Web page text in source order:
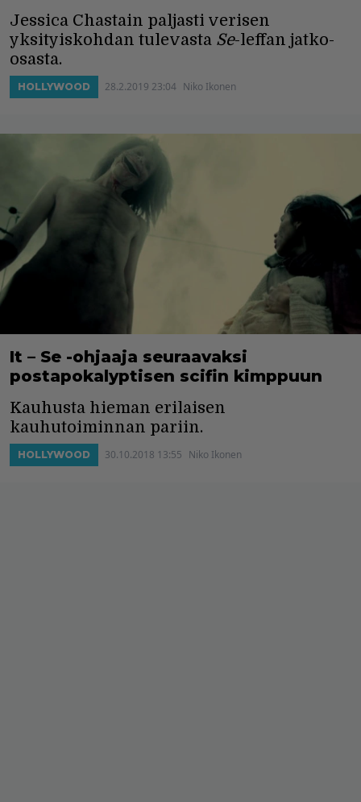
Jessica Chastain paljasti verisen
yksityiskohdan tulevasta Se-leffan jatko-
osasta.
HOLLYWOOD 28.2.2019 23:04 Niko Ikonen
It – Se -ohjaaja seuraavaksi
postapokalyptisen scifin kimppuun
Kauhusta hieman erilaisen
kauhutoiminnan pariin.
HOLLYWOOD 30.10.2018 13:55 Niko Ikonen